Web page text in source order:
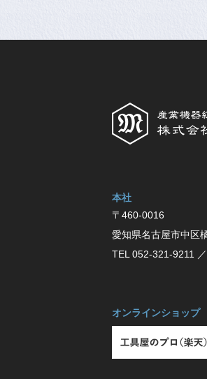
本社
〒460-0016
愛知県名古屋市中区
TEL 052-321-9211
オンラインショップ